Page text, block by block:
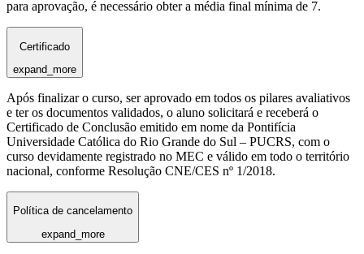
para aprovação, é necessário obter a média final mínima de 7.
Certificado
expand_more
Após finalizar o curso, ser aprovado em todos os pilares avaliativos
e ter os documentos validados, o aluno solicitará e receberá o
Certificado de Conclusão emitido em nome da Pontifícia
Universidade Católica do Rio Grande do Sul – PUCRS, com o
curso devidamente registrado no MEC e válido em todo o território
nacional, conforme Resolução CNE/CES nº 1/2018.
Política de cancelamento
expand_more